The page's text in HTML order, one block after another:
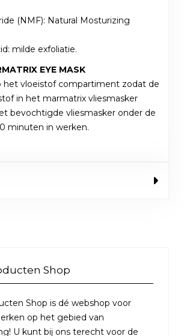
(NMF): Natural Mosturizing
milde exfoliatie.
EYE MASK
het vloeistof compartiment zodat de
in het marmatrix vliesmasker
bevochtigde vliesmasker onder de
minuten in werken.
Shop
Shop is dé webshop voor
op het gebied van
U kunt bij ons terecht voor de